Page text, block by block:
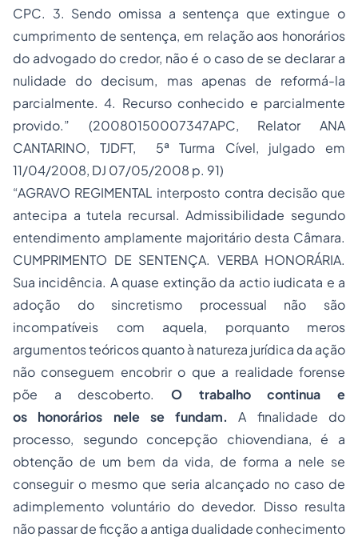
CPC. 3. Sendo omissa a sentença que extingue o
cumprimento de sentença, em relação aos honorários
do advogado do credor, não é o caso de se declarar a
nulidade do decisum, mas apenas de reformá-la
parcialmente. 4. Recurso conhecido e parcialmente
provido.” (20080150007347APC, Relator ANA
CANTARINO, TJDFT, 5ª Turma Cível, julgado em
11/04/2008, DJ 07/05/2008 p. 91)
“AGRAVO REGIMENTAL interposto contra decisão que
antecipa a tutela recursal. Admissibilidade segundo
entendimento amplamente majoritário desta Câmara.
CUMPRIMENTO DE SENTENÇA. VERBA HONORÁRIA.
Sua incidência. A quase extinção da actio iudicata e a
adoção do sincretismo processual não são
incompatíveis com aquela, porquanto meros
argumentos teóricos quanto à natureza jurídica da ação
não conseguem encobrir o que a realidade forense
põe a descoberto. O trabalho continua e
os honorários nele se fundam.
A finalidade do
processo, segundo concepção chiovendiana, é a
obtenção de um bem da vida, de forma a nele se
conseguir o mesmo que seria alcançado no caso de
adimplemento voluntário do devedor. Disso resulta
não passar de ficção a antiga dualidade conhecimento